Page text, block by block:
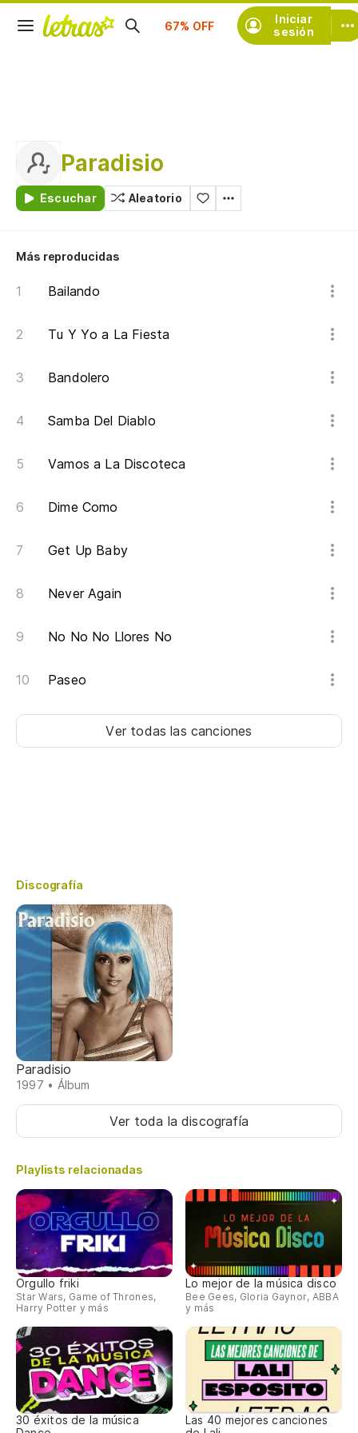
Iniciar
sesión
Paradisio
Escuchar Aleatorio
Más reproducidas
Bailando
Tu Y Yo a La Fiesta
Bandolero
Samba Del Diablo
Vamos a La Discoteca
Dime Como
Get Up Baby
Never Again
No No No Llores No
Paseo
Ver todas las canciones
Discografía
Paradisio
1997 • Álbum
Ver toda la discografía
Playlists relacionadas
Orgullo friki
Star Wars, Game of Thrones,
Harry Potter y más
Lo mejor de la música disco
Bee Gees, Gloria Gaynor, ABBA
y más
30 éxitos de la música
Las 40 mejores canciones